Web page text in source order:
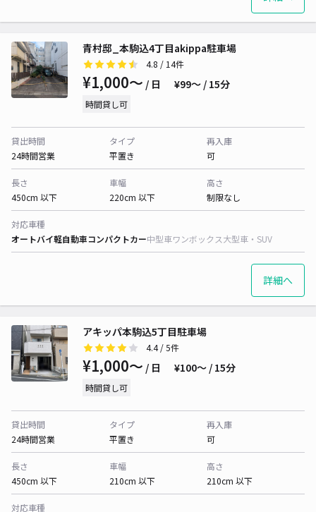
青村邸_本駒込4丁目akippa駐車場
4.8 / 14件
¥1,000〜 / 日 ¥99〜 / 15分
時間貸し可
貸出時間
24時間営業
タイプ
平置き
再入庫
可
長さ
450cm 以下
車幅
220cm 以下
高さ
制限なし
対応車種
オートバイ軽自動車コンパクトカー中型車ワンボックス大型車・SUV
詳細へ
アキッパ本駒込5丁目駐車場
4.4/ 5件
¥1,000〜 / 日 ¥100〜 / 15分
時間貸し可
貸出時間
24時間営業
タイプ
平置き
再入庫
可
長さ
450cm 以下
車幅
210cm 以下
高さ
210cm 以下
対応車種